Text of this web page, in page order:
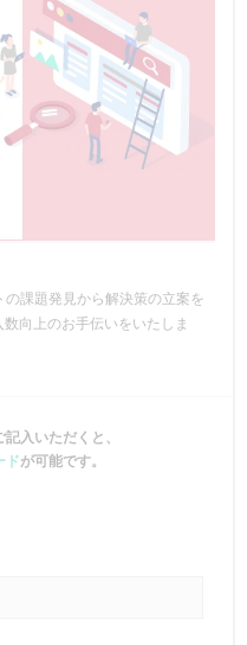
課題発見から解決策の立案を
向上のお手伝いをいたしま
入いただくと、
ドが可能です。